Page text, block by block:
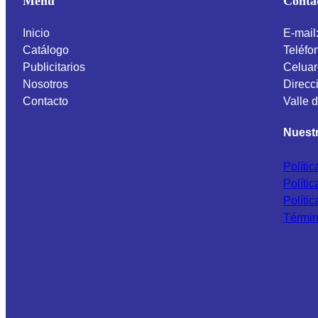
Inicio
Catálogo
Publicitarios
Nosotros
Contacto
E-mail:
Valle